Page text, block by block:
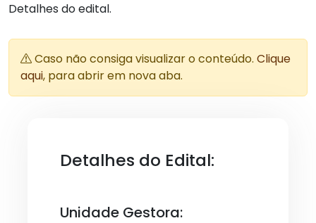
Detalhes do edital.
Caso não consiga visualizar o conteúdo. Clique
aqui, para abrir em nova aba.
Detalhes do Edital:
Unidade Gestora: